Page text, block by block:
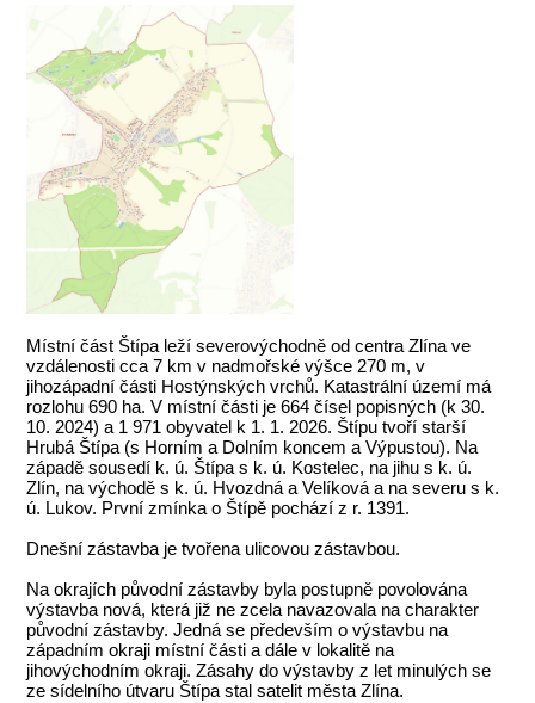
Místní část Štípa leží severovýchodně od centra Zlína ve
vzdálenosti cca 7 km v nadmořské výšce 270 m, v
jihozápadní části Hostýnských vrchů. Katastrální území má
rozlohu 690 ha. V místní části je 664 čísel popisných (k 30.
10. 2024) a 1 971 obyvatel k 1. 1. 2026. Štípu tvoří starší
Hrubá Štípa (s Horním a Dolním koncem a Výpustou). Na
západě sousedí k. ú. Štípa s k. ú. Kostelec, na jihu s k. ú.
Zlín, na východě s k. ú. Hvozdná a Velíková a na severu s k.
ú. Lukov. První zmínka o Štípě pochází z r. 1391.
Dnešní zástavba je tvořena ulicovou zástavbou.
Na okrajích původní zástavby byla postupně povolována
výstavba nová, která již ne zcela navazovala na charakter
původní zástavby. Jedná se především o výstavbu na
západním okraji místní části a dále v lokalitě na
jihovýchodním okraji. Zásahy do výstavby z let minulých se
ze sídelního útvaru Štípa stal satelit města Zlína.